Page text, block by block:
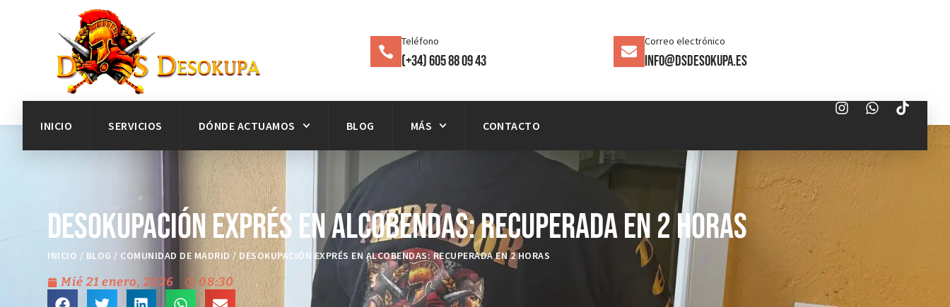
Teléfono
(+34) 605 88 09 43
Correo electrónico
info@dsdesokupa.es
INICIO SERVICIOS DÓNDE ACTUAMOS BLOG MÁS CONTACTO
Desokupación exprés en Alcobendas: Recuperada en 2 Horas
INICIO / BLOG / COMUNIDAD DE MADRID/ DESOKUPACIÓN EXPRÉS EN ALCOBENDAS: RECUPERADA EN 2 HORAS
Mié 21 enero, 2026 08:30